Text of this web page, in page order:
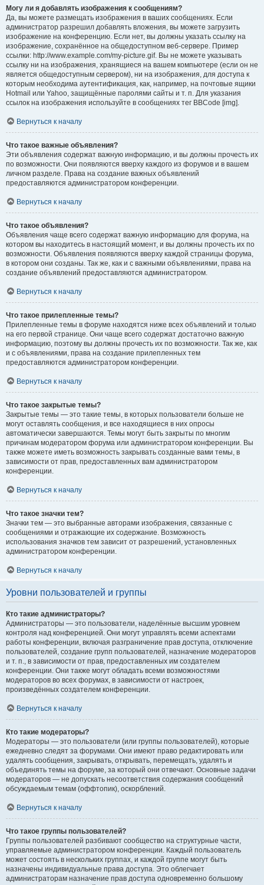
Могу ли я добавлять изображения к сообщениям?
Да, вы можете размещать изображения в ваших сообщениях. Если
администратор разрешил добавлять вложения, вы можете загрузить
изображение на конференцию. Если нет, вы должны указать ссылку на
изображение, сохранённое на общедоступном веб-сервере. Пример
ссылки: http://www.example.com/my-picture.gif. Вы не можете указывать
ссылку ни на изображения, хранящиеся на вашем компьютере (если он не
является общедоступным сервером), ни на изображения, для доступа к
которым необходима аутентификация, как, например, на почтовые ящики
Hotmail или Yahoo, защищённые паролями сайты и т. п. Для указания
ссылок на изображения используйте в сообщениях тег BBCode [img].
Вернуться к началу
Что такое важные объявления?
Эти объявления содержат важную информацию, и вы должны прочесть их
по возможности. Они появляются вверху каждого из форумов и в вашем
личном разделе. Права на создание важных объявлений
предоставляются администратором конференции.
Вернуться к началу
Что такое объявления?
Объявления чаще всего содержат важную информацию для форума, на
котором вы находитесь в настоящий момент, и вы должны прочесть их по
возможности. Объявления появляются вверху каждой страницы форума,
в котором они созданы. Так же, как и с важными объявлениями, права на
создание объявлений предоставляются администратором.
Вернуться к началу
Что такое прилепленные темы?
Прилепленные темы в форуме находятся ниже всех объявлений и только
на его первой странице. Они чаще всего содержат достаточно важную
информацию, поэтому вы должны прочесть их по возможности. Так же, как
и с объявлениями, права на создание прилепленных тем
предоставляются администратором конференции.
Вернуться к началу
Что такое закрытые темы?
Закрытые темы — это такие темы, в которых пользователи больше не
могут оставлять сообщения, и все находящиеся в них опросы
автоматически завершаются. Темы могут быть закрыты по многим
причинам модератором форума или администратором конференции. Вы
также можете иметь возможность закрывать созданные вами темы, в
зависимости от прав, предоставленных вам администратором
конференции.
Вернуться к началу
Что такое значки тем?
Значки тем — это выбранные авторами изображения, связанные с
сообщениями и отражающие их содержание. Возможность
использования значков тем зависит от разрешений, установленных
администратором конференции.
Вернуться к началу
Уровни пользователей и группы
Кто такие администраторы?
Администраторы — это пользователи, наделённые высшим уровнем
контроля над конференцией. Они могут управлять всеми аспектами
работы конференции, включая разграничение прав доступа, отключение
пользователей, создание групп пользователей, назначение модераторов
и т. п., в зависимости от прав, предоставленных им создателем
конференции. Они также могут обладать всеми возможностями
модераторов во всех форумах, в зависимости от настроек,
произведённых создателем конференции.
Вернуться к началу
Кто такие модераторы?
Модераторы — это пользователи (или группы пользователей), которые
ежедневно следят за форумами. Они имеют право редактировать или
удалять сообщения, закрывать, открывать, перемещать, удалять и
объединять темы на форуме, за который они отвечают. Основные задачи
модераторов — не допускать несоответствия содержания сообщений
обсуждаемым темам (оффтопик), оскорблений.
Вернуться к началу
Что такое группы пользователей?
Группы пользователей разбивают сообщество на структурные части,
управляемые администратором конференции. Каждый пользователь
может состоять в нескольких группах, и каждой группе могут быть
назначены индивидуальные права доступа. Это облегчает
администраторам назначение прав доступа одновременно большому